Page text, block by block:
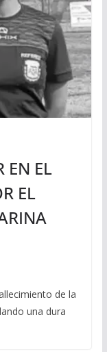
EN EL
EL
de la
una dura